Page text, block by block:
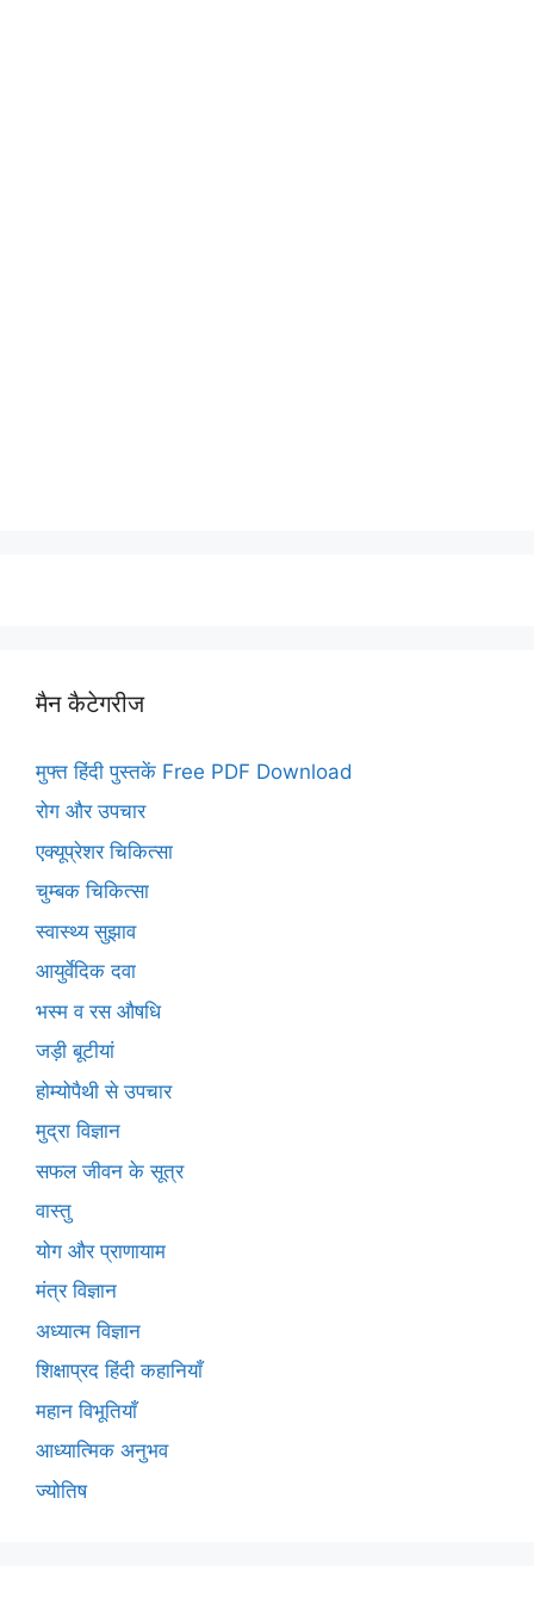
मैन कैटेगरीज
मुफ्त हिंदी पुस्तकें Free PDF Download
रोग और उपचार
एक्यूप्रेशर चिकित्सा
चुम्बक चिकित्सा
स्वास्थ्य सुझाव
आयुर्वेदिक दवा
भस्म व रस औषधि
जड़ी बूटीयां
होम्योपैथी से उपचार
मुद्रा विज्ञान
सफल जीवन के सूत्र
वास्तु
योग और प्राणायाम
मंत्र विज्ञान
अध्यात्म विज्ञान
शिक्षाप्रद हिंदी कहानियाँ
महान विभूतियाँ
आध्यात्मिक अनुभव
ज्योतिष